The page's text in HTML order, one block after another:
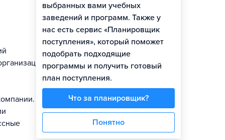
выбранных вами учебных
заведений и программ. Также у
нас есть сервис «Планировщик
поступления», который поможет
подобрать подходящие
программы и получить готовый
план поступления.
Что за планировщик?
Понятно